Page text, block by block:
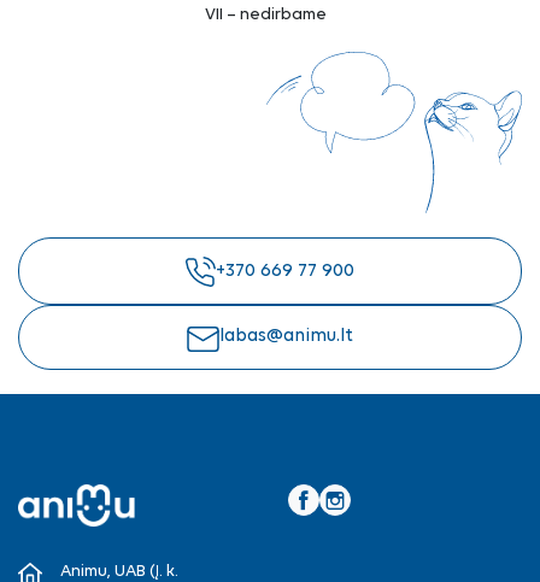
VII – nedirbame
+370 669 77 900
labas@animu.lt
Animu, UAB (Į. k.